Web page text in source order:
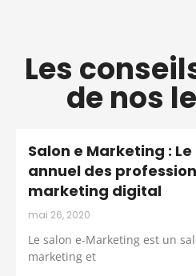
Les
de nos
Salon e Marketing :
annuel des
marketing digital
mai 26, 2020
Le salon e-Marketing est un
marketing et